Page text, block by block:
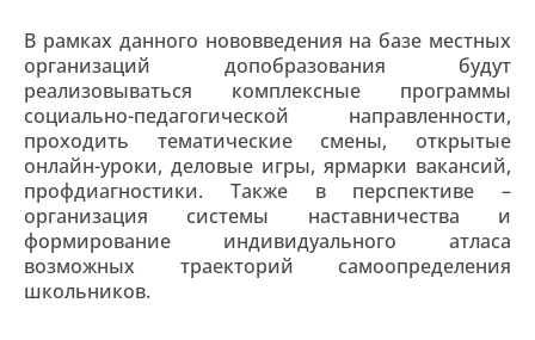
В рамках данного нововведения на базе местных
организаций допобразования будут
реализовываться комплексные программы
социально-педагогической направленности,
проходить тематические смены, открытые
онлайн-уроки, деловые игры, ярмарки вакансий,
профдиагностики. Также в перспективе –
организация системы наставничества и
формирование индивидуального атласа
возможных траекторий самоопределения
школьников.